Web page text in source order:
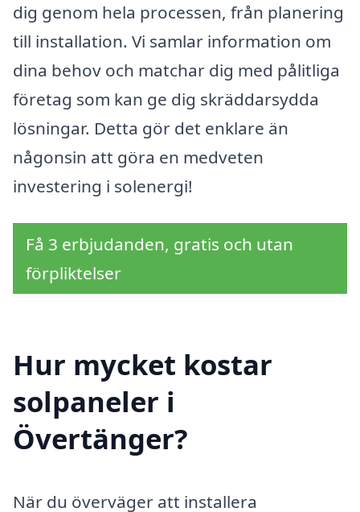
dig genom hela processen, från planering
till installation. Vi samlar information om
dina behov och matchar dig med pålitliga
företag som kan ge dig skräddarsydda
lösningar. Detta gör det enklare än
någonsin att göra en medveten
investering i solenergi!
Få 3 erbjudanden, gratis och utan
förpliktelser
Hur mycket kostar
solpaneler i
Övertänger?
När du överväger att installera